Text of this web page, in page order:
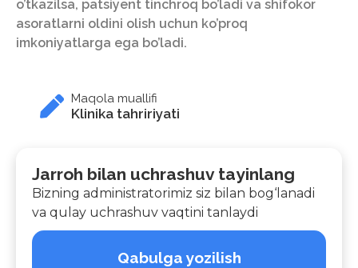
o’tkazilsa, patsiyent tinchroq bo’ladi va shifokor
asoratlarni oldini olish uchun ko’proq
imkoniyatlarga ega bo’ladi.
Maqola muallifi
Klinika tahririyati
Jarroh bilan uchrashuv tayinlang
Bizning administratorimiz siz bilan bog‘lanadi
va qulay uchrashuv vaqtini tanlaydi
Qabulga yozilish